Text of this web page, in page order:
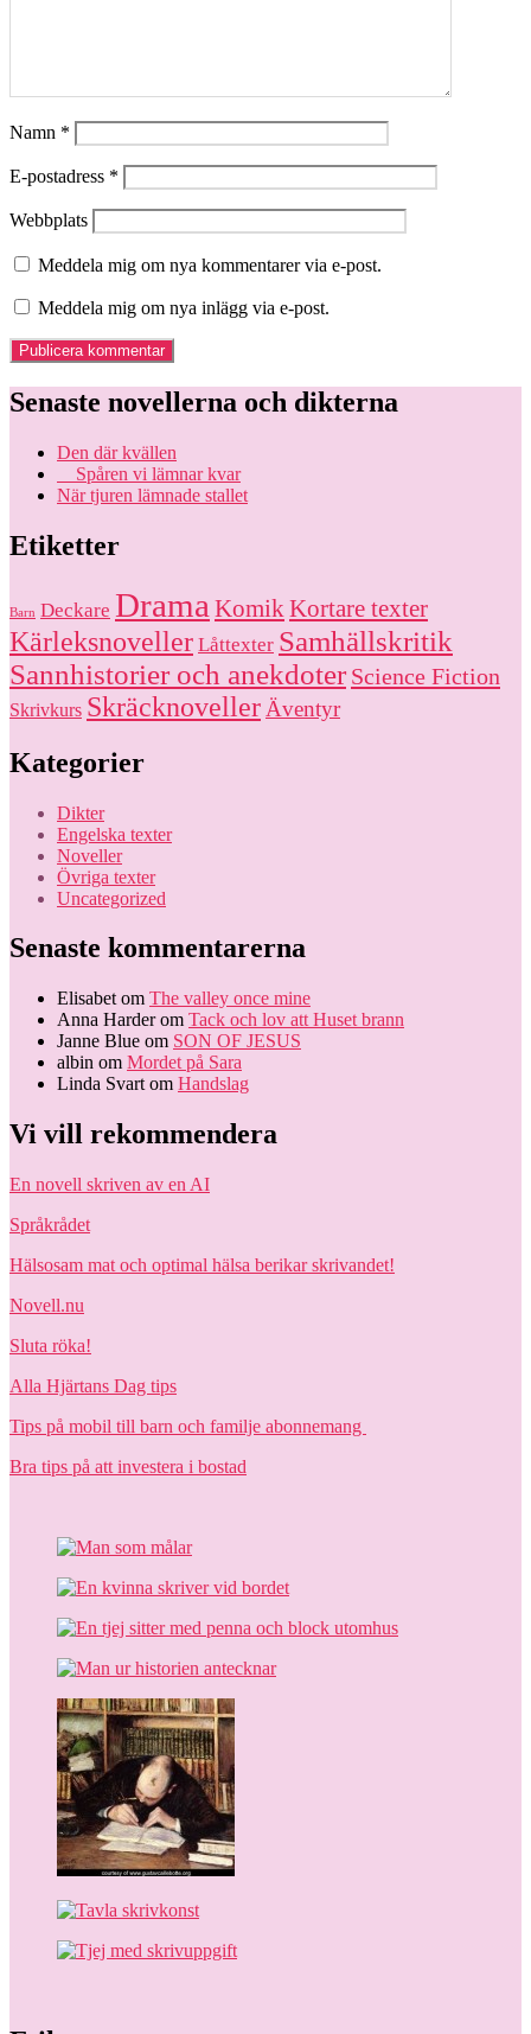
Namn *
E-postadress *
Webbplats
Meddela mig om nya kommentarer via e-post.
Meddela mig om nya inlägg via e-post.
Senaste novellerna och dikterna
Den där kvällen
Spåren vi lämnar kvar
När tjuren lämnade stallet
Etiketter
Barn Deckare Drama Komik Kortare texter
Kärleksnoveller Låttexter Samhällskritik
Sannhistorier och anekdoter Science Fiction
Skrivkurs Skräcknoveller Äventyr
Kategorier
Dikter
Engelska texter
Noveller
Övriga texter
Uncategorized
Senaste kommentarerna
Elisabet om The valley once mine
Anna Harderom Tack och lov att Huset brann
Janne Blue om SON OF JESUS
albin om Mordet på Sara
Linda Svart om Handslag
Vi vill rekommendera
En novell skriven av en AI
Språkrådet
Hälsosam mat och optimal hälsa berikar skrivandet!
Novell.nu
Sluta röka!
Alla Hjärtans Dag tips
Tips på mobil till barn och familje abonnemang
Bra tips på att investera i bostad